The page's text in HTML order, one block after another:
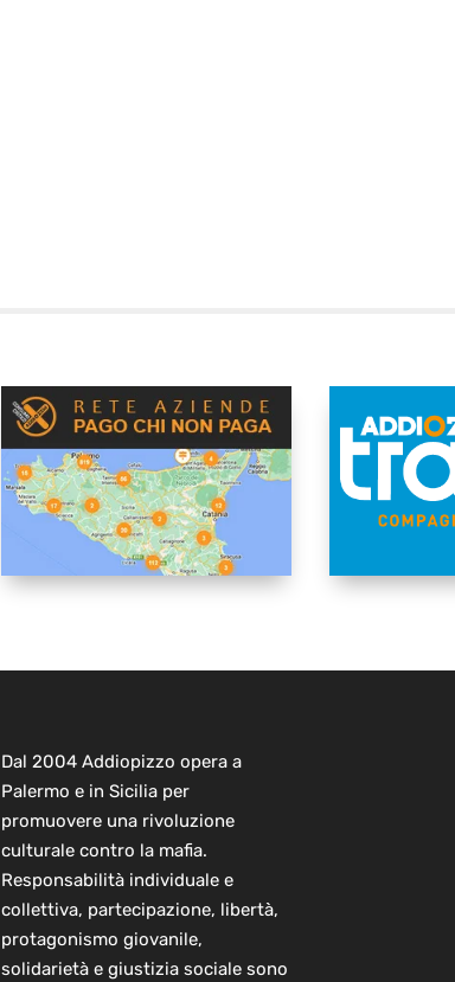
Dal 2004 Addiopizzo opera a
Palermo e in Sicilia per
promuovere una rivoluzione
culturale contro la mafia.
Responsabilità individuale e
collettiva, partecipazione, libertà,
protagonismo giovanile,
solidarietà e giustizia sociale sono